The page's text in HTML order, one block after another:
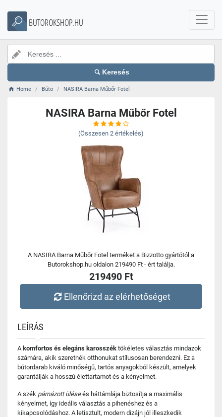
BUTOROKSHOP.HU
Keresés
Home Búto NASIRA Barna Műbőr Fotel
NASIRA Barna Műbőr Fotel
(Összesen 2 értékelés)
A NASIRA Barna Műbőr Fotel terméket a Bizzotto gyártótól a
Butorokshop.hu oldalon 219490 Ft - ért találja.
219490 Ft
Ellenőrizd az elérhetőséget
LEÍRÁS
A komfortos és elegáns karosszék tökéletes választás mindazok
számára, akik szeretnék otthonukat stílusosan berendezni. Ez a
bútordarab kiváló minőségű, tartós anyagokból készült, amelyek
garantálják a hosszú élettartamot és a kényelmet.
A szék párnázott üléseés háttámlája biztosítja a maximális
kényelmet, így ideális választás a pihenéshez és a
kikapcsolódáshoz. A letisztult, modern dizájn jól illeszkedik